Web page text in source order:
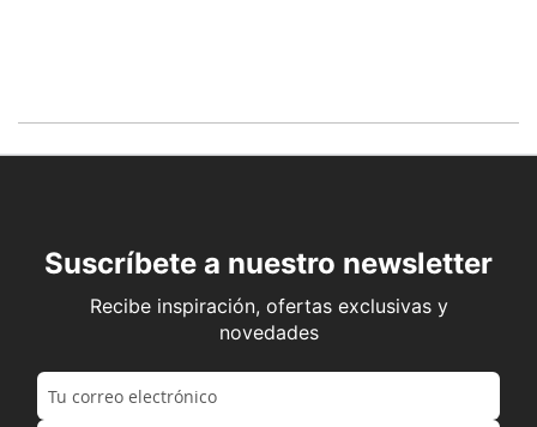
Suscríbete a nuestro newsletter
Recibe inspiración, ofertas exclusivas y
novedades